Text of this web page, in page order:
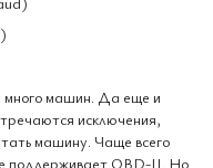
много машин. Да еще и
исключения,
машину. Чаще всего
поддерживает OBD-II. Но